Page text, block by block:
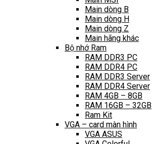
Main dòng B
Main dòng H
Main dòng Z
Main hãng khác
Bộ nhớ Ram
RAM DDR3 PC
RAM DDR4 PC
RAM DDR3 Server
RAM DDR4 Server
RAM 4GB – 8GB
RAM 16GB – 32GB
Ram Kit
VGA – card màn hình
VGA ASUS